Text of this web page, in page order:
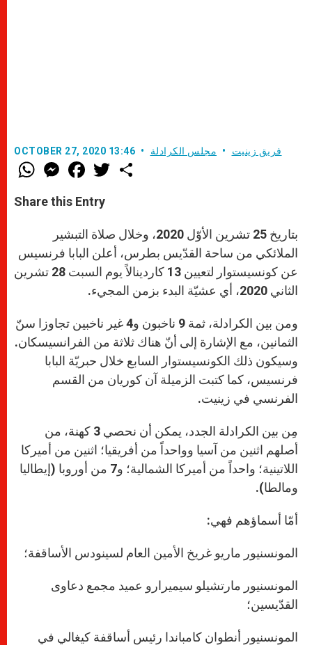
OCTOBER 27, 2020 13:46 فريق زينيت مجلس الكرادلة
W
h
t
s
M
e
s
e
g
e
r
F
a
e
b
o
k
w
r
Share this Entry
بتاريخ 25 تشرين الأوّل 2020، وخلال صلاة التبشير
الملائكي من ساحة القدّيس بطرس، أعلن البابا فرنسيس
عن كونسيستوار لتعيين 13 كاردينالاً يوم السبت 28 تشرين
الثاني 2020، أي عشيّة البدء بزمن المجيء.
ومن بين الكرادلة، ثمة 9 ناخبون و4 غير ناخبين تجاوزا سنّ
الثمانين، مع الإشارة إلى أنّ هناك ثلاثة من الفرانسيسكان.
وسيكون ذلك الكونسيستوار السابع خلال حبريّة البابا
فرنسيس، كما كتبت الزميلة آن كوريان من القسم
الفرنسي في زينيت.
مِن بين الكرادلة الجدد، يمكن أن نحصي 3 كهنة، من
أصلهم اثنين من آسيا وواحداً من أفريقيا؛ اثنين من أميركا
اللاتينية؛ واحداً من أميركا الشمالية؛ و7 من أوروبا (إيطاليا
ومالطا).
أمّا أسماؤهم فهي:
المونسنيور ماريو غريخ الأمين العام لسينودس الأساقفة؛
المونسنيور مارتشيلو سيميرارو عميد مجمع دعاوى
القدّيسين؛
المونسنيور أنطوان كامباندا رئيس أساقفة كيغالي في